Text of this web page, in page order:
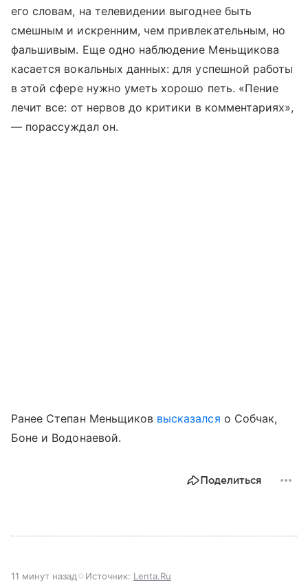
его словам, на телевидении выгоднее быть
смешным и искренним, чем привлекательным, но
фальшивым. Еще одно наблюдение Меньщикова
касается вокальных данных: для успешной работы
в этой сфере нужно уметь хорошо петь. «Пение
лечит все: от нервов до критики в комментариях»,
— порассуждал он.
Ранее Степан Меньщиков высказался о Собчак,
Боне и Водонаевой.
Поделиться
11 минут назад Источник: Lenta.Ru